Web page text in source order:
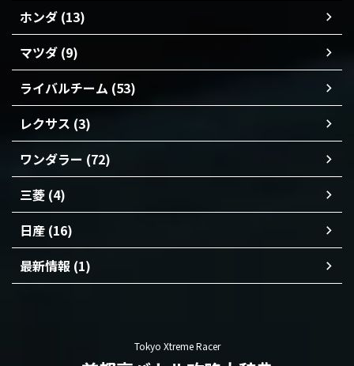
ホンダ (13)
マツダ (9)
ライバルチーム (53)
レクサス (3)
ワンダラー (72)
三菱 (4)
日産 (16)
最新情報 (1)
Tokyo Xtreme Racer